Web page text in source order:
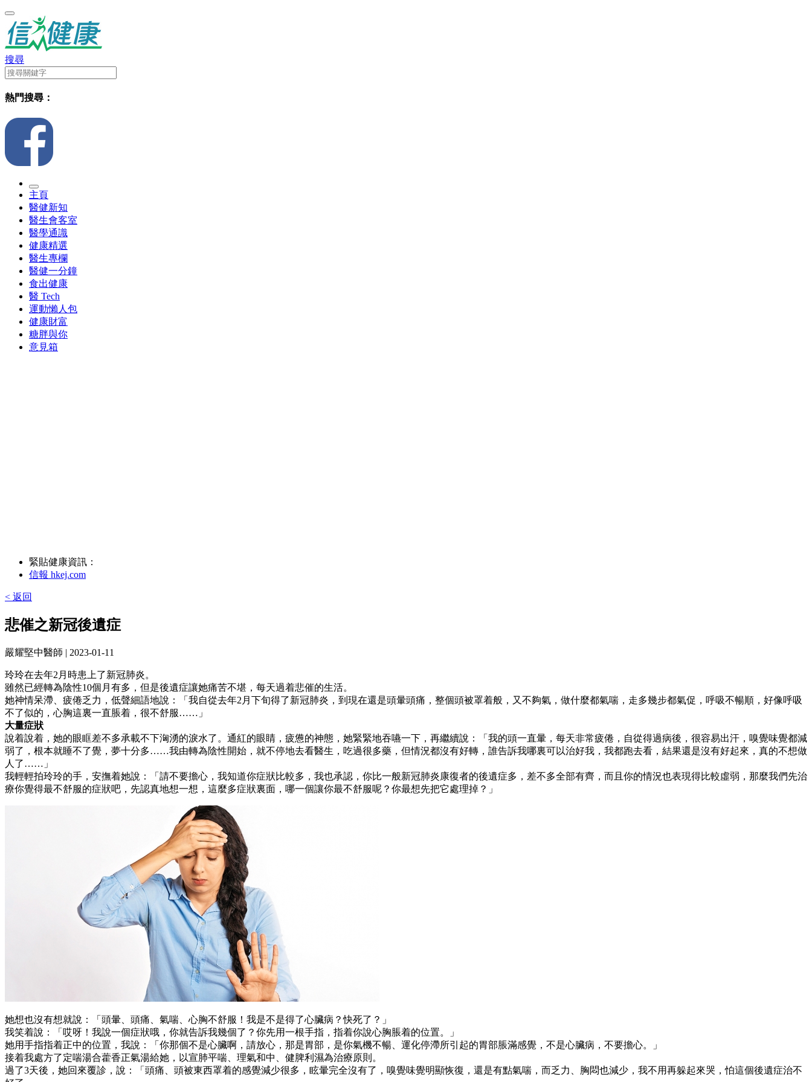
搜尋
熱門搜尋：
主頁
醫健新知
醫生會客室
醫學通識
健康精選
醫生專欄
醫健一分鐘
食出健康
醫 Tech
運動懶人包
健康財富
糖胖與你
意見箱
緊貼健康資訊：
信報 hkej.com
< 返回
悲催之新冠後遺症
嚴耀堅中醫師 | 2023-01-11
玲玲在去年2月時患上了新冠肺炎。
雖然已經轉為陰性10個月有多，但是後遺症讓她痛苦不堪，每天過着悲催的生活。
她神情呆滯、疲倦乏力，低聲細語地說：「我自從去年2月下旬得了新冠肺炎，到現在還是頭暈頭痛，整個頭被罩着般，又不夠氣，做什麼都氣喘，走多幾步都氣促，呼吸不暢順，好像呼吸
不了似的，心胸這裏一直脹着，很不舒服……」
大量症狀
說着說着，她的眼眶差不多承載不下洶湧的淚水了。通紅的眼睛，疲憊的神態，她緊緊地吞嚥一下，再繼續說：「我的頭一直暈，每天非常疲倦，自從得過病後，很容易出汗，嗅覺味覺都減
弱了，根本就睡不了覺，夢十分多……我由轉為陰性開始，就不停地去看醫生，吃過很多藥，但情況都沒有好轉，誰告訴我哪裏可以治好我，我都跑去看，結果還是沒有好起來，真的不想做
人了……」
我輕輕拍玲玲的手，安撫着她說：「請不要擔心，我知道你症狀比較多，我也承認，你比一般新冠肺炎康復者的後遺症多，差不多全部有齊，而且你的情況也表現得比較虛弱，那麼我們先治
療你覺得最不舒服的症狀吧，先認真地想一想，這麼多症狀裏面，哪一個讓你最不舒服呢？你最想先把它處理掉？」
她想也沒有想就說：「頭暈、頭痛、氣喘、心胸不舒服！我是不是得了心臟病？快死了？」
我笑着說：「哎呀！我說一個症狀哦，你就告訴我幾個了？你先用一根手指，指着你說心胸脹着的位置。」
她用手指指着正中的位置，我說：「你那個不是心臟啊，請放心，那是胃部，是你氣機不暢、運化停滯所引起的胃部脹滿感覺，不是心臟病，不要擔心。」
接着我處方了定喘湯合藿香正氣湯給她，以宣肺平喘、理氣和中、健脾利濕為治療原則。
過了3天後，她回來覆診，說：「頭痛、頭被東西罩着的感覺減少很多，眩暈完全沒有了，嗅覺味覺明顯恢復，還是有點氣喘，而乏力、胸悶也減少，我不用再躲起來哭，怕這個後遺症治不